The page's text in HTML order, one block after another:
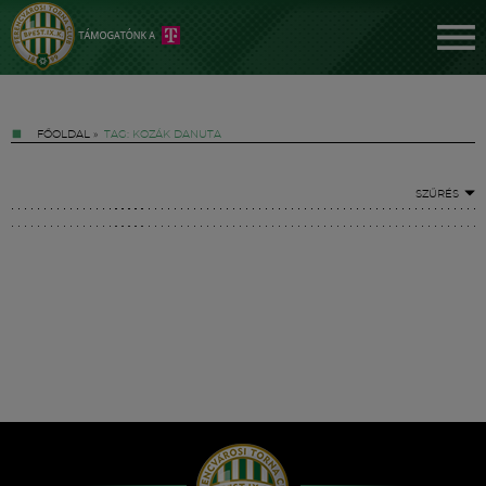
FŐOLDAL » TAG: KOZÁK DANUTA
SZŰRÉS
Hírek